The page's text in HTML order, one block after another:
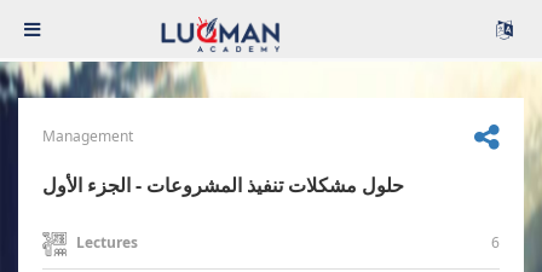
Management
حلول مشكلات تنفيذ المشروعات - الجزء الأول
Lectures 6